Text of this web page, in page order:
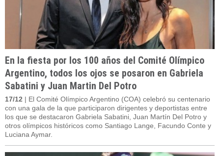
En la fiesta por los 100 años del Comité Olímpico
Argentino, todos los ojos se posaron en Gabriela
Sabatini y Juan Martin Del Potro
17/12 | El Comité Olímpico Argentino (COA) celebró su centenario
con una gala de la que participaron dirigentes y deportistas entre
los que se destacaron Gabriela Sabatini, Juan Martín Del Potro y
otros olímpicos históricos como Santiago Lange, Facundo Conte y
Luciana Aymar.